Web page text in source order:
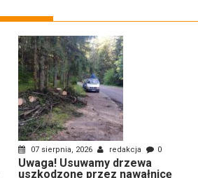
07 sierpnia, 2026 redakcja 0
Uwaga! Usuwamy drzewa
uszkodzone przez nawałnicę